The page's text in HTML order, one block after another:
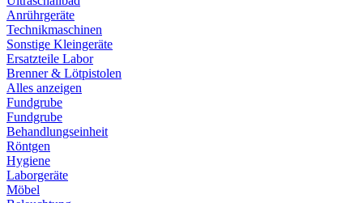
Anrührgeräte
Technikmaschinen
Sonstige Kleingeräte
Ersatzteile Labor
Brenner & Lötpistolen
Alles anzeigen
Fundgrube
Fundgrube
Behandlungseinheit
Röntgen
Hygiene
Laborgeräte
Möbel